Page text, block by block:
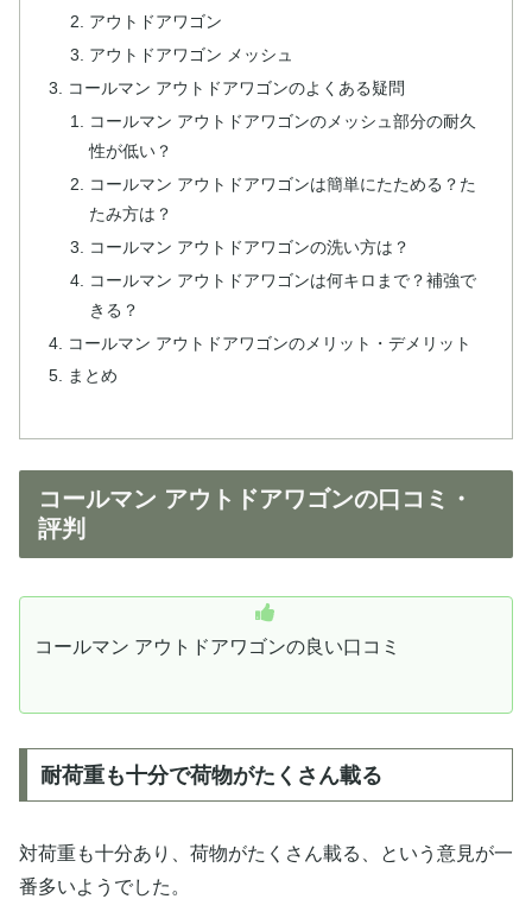
アウトドアワゴン
アウトドアワゴン メッシュ
コールマン アウトドアワゴンのよくある疑問
コールマン アウトドアワゴンのメッシュ部分の耐久
性が低い？
コールマン アウトドアワゴンは簡単にたためる？た
たみ方は？
コールマン アウトドアワゴンの洗い方は？
コールマン アウトドアワゴンは何キロまで？補強で
きる？
コールマン アウトドアワゴンのメリット・デメリット
まとめ
コールマン アウトドアワゴンの口コミ・
評判
コールマン アウトドアワゴンの良い口コミ
耐荷重も十分で荷物がたくさん載る
対荷重も十分あり、荷物がたくさん載る、という意見が一
番多いようでした。